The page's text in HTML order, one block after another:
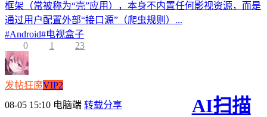
框架（常被称为“壳”应用），本身不内置任何影视资源，而是
通过用户配置外部“接口源”（爬虫规则）...
#Android#电视盒子
0
1 23
发帖狂魔VIP2
08-05 15:10 电脑端 转载分享
AI扫描